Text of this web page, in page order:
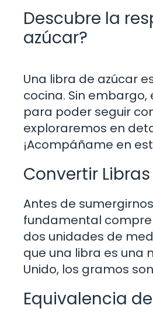
Descubre la
azúcar?
Una libra de azúcar
cocina. Sin
para poder seguir
exploraremos en
¡Acompáñame en
Convertir
Antes de
fundamental
dos unidades de
que una libra es una
Unido, los gramos
Equivalencia